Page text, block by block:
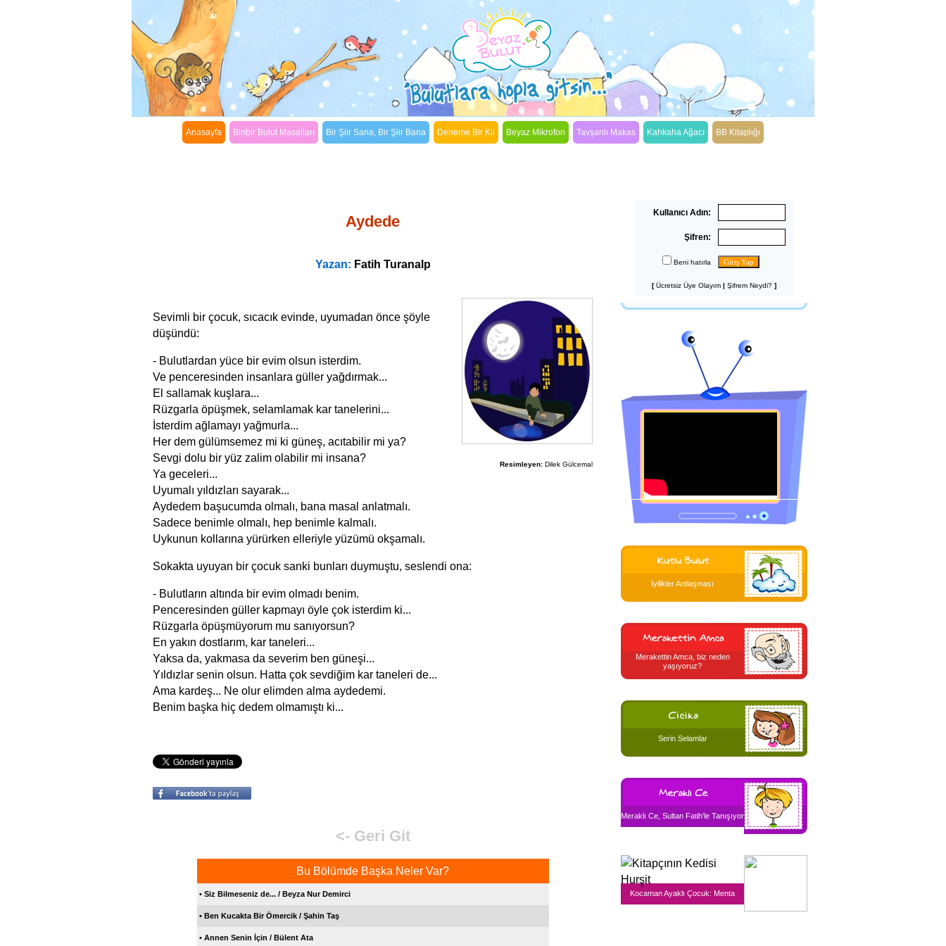
Anasayfa Binbir Bulut Masalları Bir Şiir Sana, Bir Şiir Bana Deneme Bir Kii Beyaz Mikrofon Tavşanlı Makas Kahkaha Ağacı BB Kitaplığı
Aydede
Yazan: Fatih Turanalp
Resimleyen: Dilek Gülcemal
Sevimli bir çocuk, sıcacık evinde, uyumadan önce şöyle
düşündü:
- Bulutlardan yüce bir evim olsun isterdim.
Ve penceresinden insanlara güller yağdırmak...
El sallamak kuşlara...
Rüzgarla öpüşmek, selamlamak kar tanelerini...
İsterdim ağlamayı yağmurla...
Her dem gülümsemez mi ki güneş, acıtabilir mi ya?
Sevgi dolu bir yüz zalim olabilir mi insana?
Ya geceleri...
Uyumalı yıldızları sayarak...
Aydedem başucumda olmalı, bana masal anlatmalı.
Sadece benimle olmalı, hep benimle kalmalı.
Uykunun kollarına yürürken elleriyle yüzümü okşamalı.
Sokakta uyuyan bir çocuk sanki bunları duymuştu, seslendi ona:
- Bulutların altında bir evim olmadı benim.
Penceresinden güller kapmayı öyle çok isterdim ki...
Rüzgarla öpüşmüyorum mu sanıyorsun?
En yakın dostlarım, kar taneleri...
Yaksa da, yakmasa da severim ben güneşi...
Yıldızlar senin olsun. Hatta çok sevdiğim kar taneleri de...
Ama kardeş... Ne olur elimden alma aydedemi.
Benim başka hiç dedem olmamıştı ki...
<- Geri Git
Bu Bölümde Başka Neler Var?
• Siz Bilmeseniz de... / Beyza Nur Demirci
• Ben Kucakta Bir Ömercik / Şahin Taş
• Annen Senin İçin / Bülent Ata
Kullanıcı Adın:
Şifren:
Beni hatırla
[ Ücretsiz Üye Olayım | Şifrem Neydi? ]
İyilikler Antlaşması
Merakettin Amca, biz neden
yaşıyoruz?
Serin Selamlar
Meraklı Ce, Sultan Fatih'le Tanışıyor
Kocaman Ayaklı Çocuk: Menta